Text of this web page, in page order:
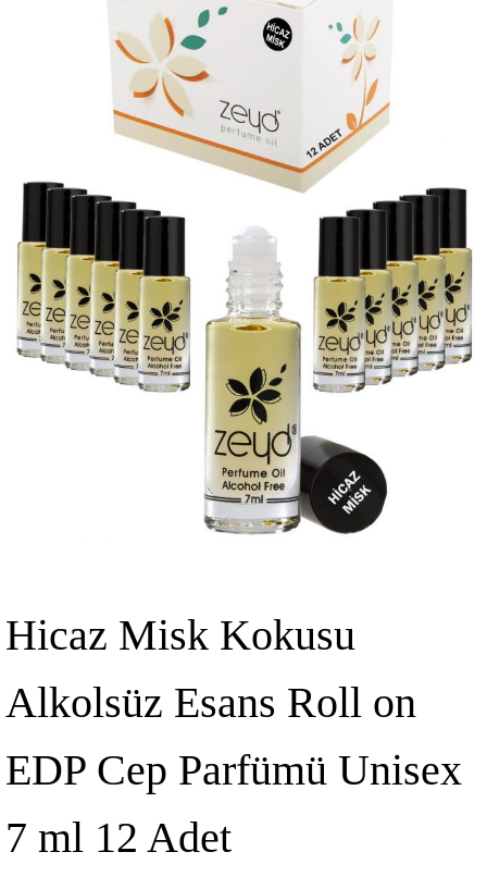
var.
Seçenekler
ürün
sayfasından
seçilebilir
Hicaz Misk Kokusu
Alkolsüz Esans Roll on
EDP Cep Parfümü Unisex
7 ml 12 Adet